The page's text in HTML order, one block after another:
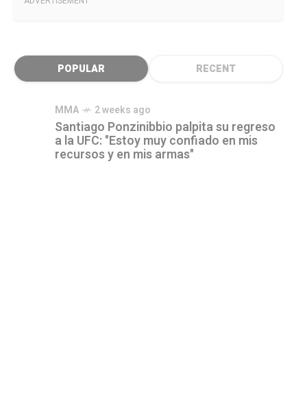
POPULAR RECENT
MMA 2 weeks ago
Santiago Ponzinibbio palpita su regreso
a la UFC: "Estoy muy confiado en mis
recursos y en mis armas"